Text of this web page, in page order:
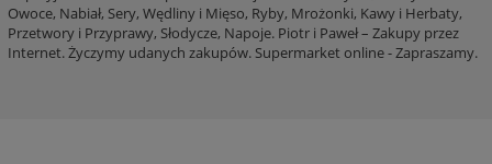
Owoce, Nabiał, Sery, Wędliny i Mięso, Ryby, Mrożonki, Kawy i Herbaty,
Przetwory i Przyprawy, Słodycze, Napoje. Piotr i Paweł – Zakupy przez
Internet. Życzymy udanych zakupów. Supermarket online - Zapraszamy.